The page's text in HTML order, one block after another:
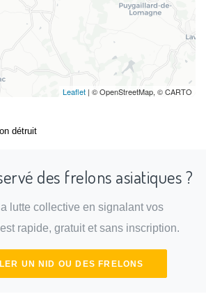
Leaflet | © OpenStreetMap, © CARTO
détruit
des frelons asiatiques ?
lutte collective en signalant vos
rapide, gratuit et sans inscription.
UN NID OU DES FRELONS